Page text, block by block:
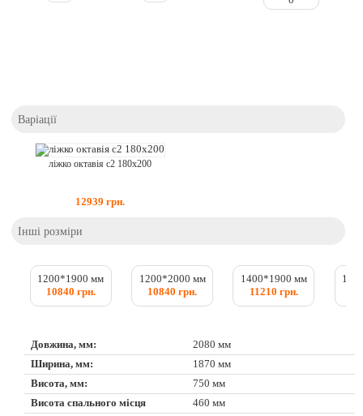
Варіації
ліжко октавія с2 180x200
12939 грн.
Інші розміри
1200*1900 мм
10840 грн.
1200*2000 мм
10840 грн.
1400*1900 мм
11210 грн.
Довжина, мм:
2080 мм
Ширина, мм:
1870 мм
Висота, мм:
750 мм
Висота спального місця
460 мм